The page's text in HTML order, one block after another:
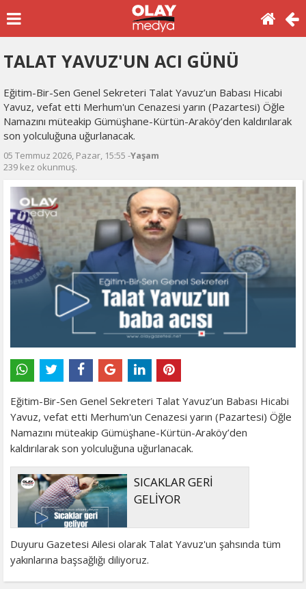
TALAT YAVUZ'UN ACI GÜNÜ
Eğitim-Bir-Sen Genel Sekreteri Talat Yavuz’un Babası Hicabi
Yavuz, vefat etti Merhum'un Cenazesi yarın (Pazartesi) Öğle
Namazını müteakip Gümüşhane-Kürtün-Araköy’den kaldırılarak
son yolculuğuna uğurlanacak.
05 Temmuz 2026, Pazar, 15:55 -Yaşam
239 kez okunmuş.
Eğitim-Bir-Sen Genel Sekreteri Talat Yavuz’un Babası Hicabi
Yavuz, vefat etti Merhum'un Cenazesi yarın (Pazartesi) Öğle
Namazını müteakip Gümüşhane-Kürtün-Araköy’den
kaldırılarak son yolculuğuna uğurlanacak.
SICAKLAR GERİ
GELİYOR
Duyuru Gazetesi Ailesi olarak Talat Yavuz'un şahsında tüm
yakınlarına başsağlığı diliyoruz.